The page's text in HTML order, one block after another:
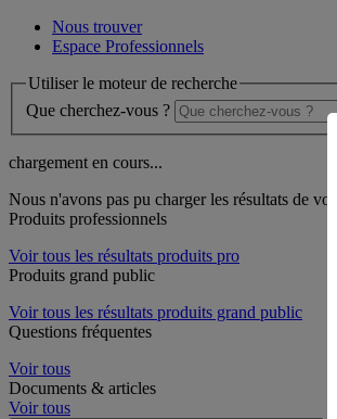
Nous trouver
Espace Professionnels
Utiliser le moteur de recherche
Que cherchez-vous ?
chargement en cours...
Nous n'avons pas pu charger les résultats de
Produits professionnels
Voir tous les résultats produits pro
Produits grand public
Voir tous les résultats produits grand public
Questions fréquentes
Voir tous
Documents & articles
Voir tous